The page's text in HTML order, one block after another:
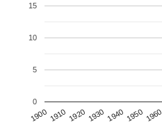
1900 1910 1920 1930 1940 1950 1960
0
5
10
15